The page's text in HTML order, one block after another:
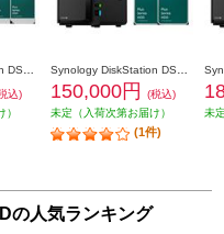
込)
150,000円
(税込)
未定（入荷次第お届け）
(1件)
未
の人気ランキング